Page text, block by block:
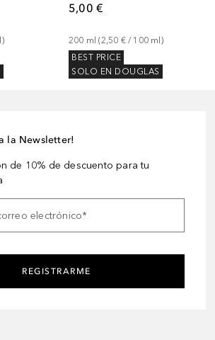
)
5,00 €
200 ml (2,50 € / 100 ml )
BEST PRICE
SOLO EN DOUGLAS
la Newsletter!
de 10% de descuento para tu
electrónico*
REGISTRARME